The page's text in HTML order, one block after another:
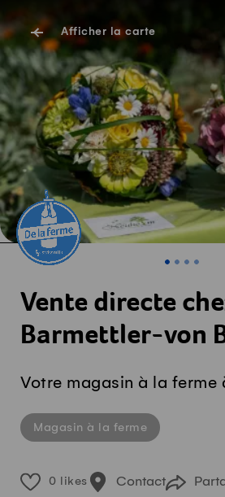
Afficher la carte
Vente directe
Barmettler-von
Votre magasin à la ferme
Magasin à la ferme
0 likes Contact